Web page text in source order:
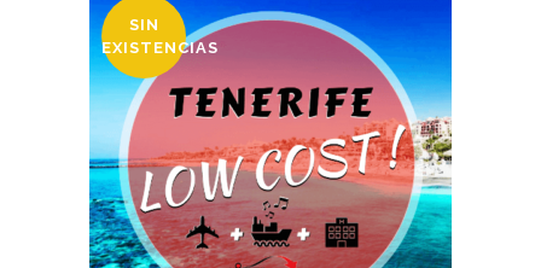
desde
135,00€
hasta
199,00€
SIN
EXISTENCIAS